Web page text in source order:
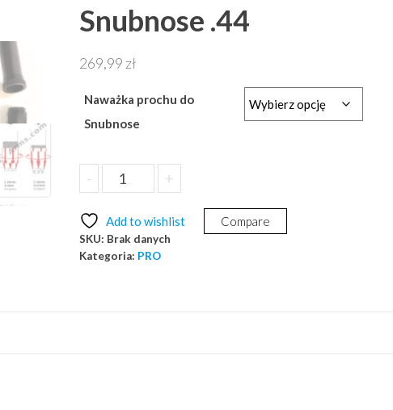
Snubnose .44
269,99 zł
Naważka prochu do
Snubnose
-
ilość
Zestaw
wymienna
głowica
+
Add to wishlist Compare
SKU: Brak danych
Kategoria: PRO